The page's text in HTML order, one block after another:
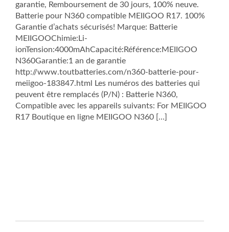
garantie, Remboursement de 30 jours, 100% neuve.
Batterie pour N360 compatible MEIIGOO R17. 100%
Garantie d’achats sécurisés! Marque: Batterie
MEIIGOOChimie:Li-
ionTension:4000mAhCapacité:Référence:MEIIGOO
N360Garantie:1 an de garantie
http://www.toutbatteries.com/n360-batterie-pour-
meiigoo-183847.html Les numéros des batteries qui
peuvent être remplacés (P/N) : Batterie N360,
Compatible avec les appareils suivants: For MEIIGOO
R17 Boutique en ligne MEIIGOO N360 […]